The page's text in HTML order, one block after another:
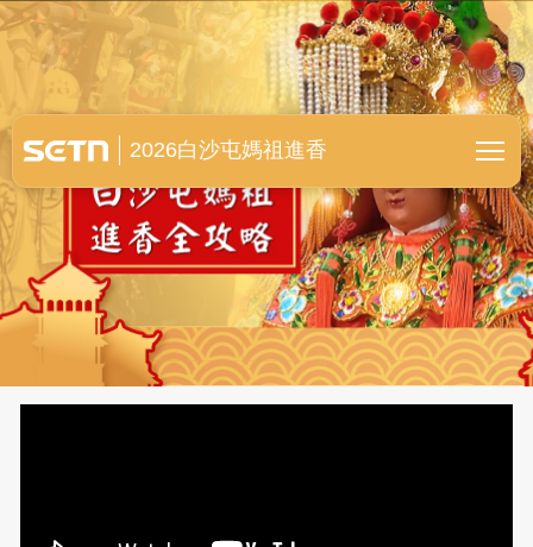
白沙屯媽祖進香全紀錄
2026白沙屯媽祖進香